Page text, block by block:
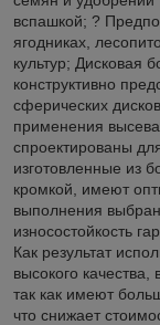
вспашкой; ?
ягодниках,
культур; Дисковая
конструктивно
сферических
применения
спроектированы
изготовленные из
кромкой, имеют
выполнения
износостойкость
Как результат
высокого
так как имеют
что снижает